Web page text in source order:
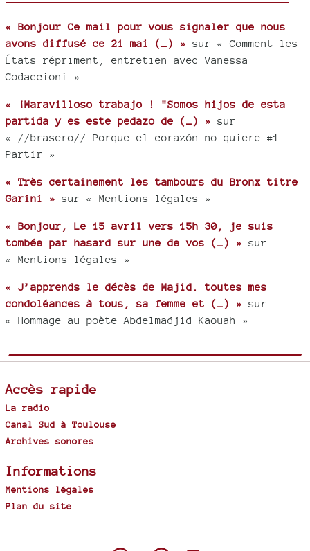
« Bonjour Ce mail pour vous signaler que nous
avons diffusé ce 21 mai (…) » sur « Comment les
États répriment, entretien avec Vanessa
Codaccioni »
« ¡Maravilloso trabajo ! "Somos hijos de esta
partida y es este pedazo de (…) » sur
« //brasero// Porque el corazón no quiere #1
Partir »
« Très certainement les tambours du Bronx titre
Garini » sur « Mentions légales »
« Bonjour, Le 15 avril vers 15h 30, je suis
tombée par hasard sur une de vos (…) » sur
« Mentions légales »
« J’apprends le décès de Majid. toutes mes
condoléances à tous, sa femme et (…) » sur
« Hommage au poète Abdelmadjid Kaouah »
Accès rapide
La radio
Canal Sud à Toulouse
Archives sonores
Informations
Mentions légales
Plan du site